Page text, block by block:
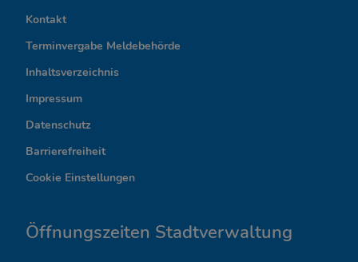
n
t
e
r
e
s
a
Kontakt
Terminvergabe Meldebehörde
Inhaltsverzeichnis
Impressum
Datenschutz
Barrierefreiheit
Cookie Einstellungen
Öffnungszeiten Stadtverwaltung